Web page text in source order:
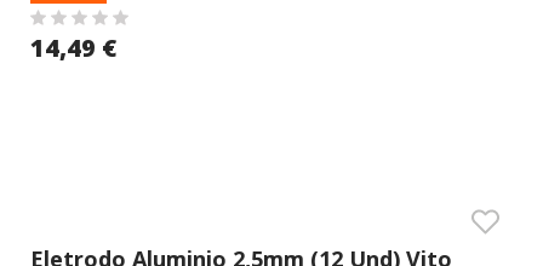
14,49 €
Eletrodo Aluminio 2,5mm (12 Und) Vito